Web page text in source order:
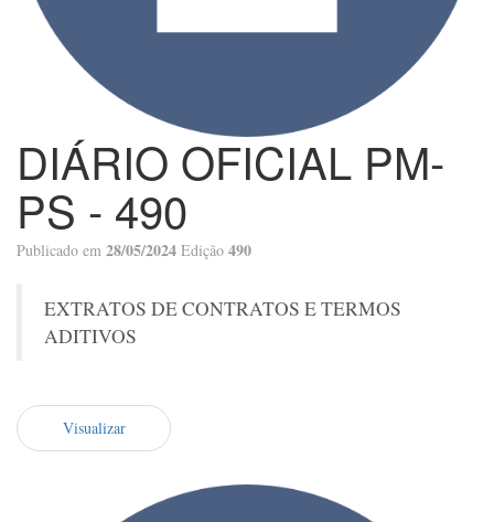
DIÁRIO OFICIAL PM-
PS - 490
Publicado em 28/05/2024 Edição 490
EXTRATOS DE CONTRATOS E TERMOS
ADITIVOS
Visualizar